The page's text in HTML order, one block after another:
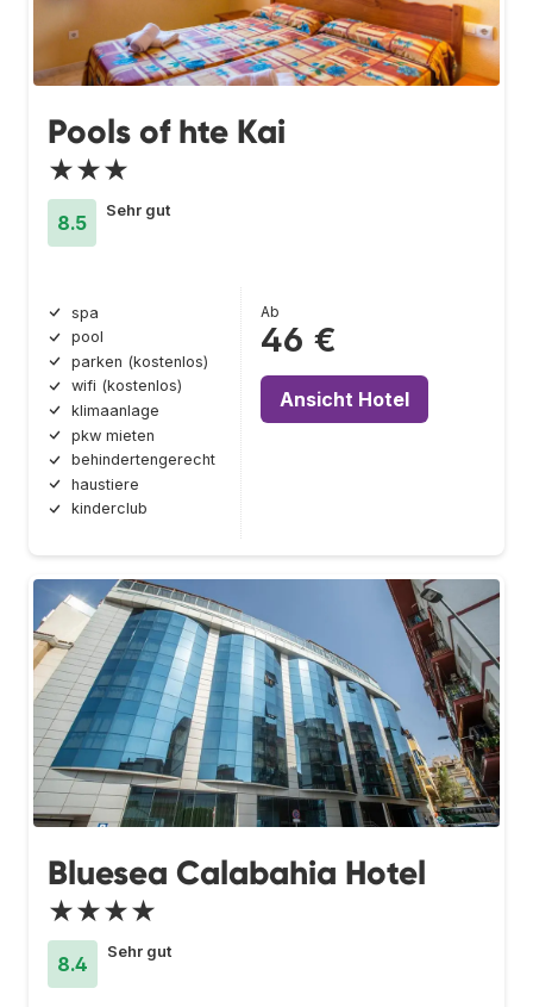
Pools of hte Kai
★★★
8.5
Sehr gut
spa
pool
parken (kostenlos)
wifi (kostenlos)
klimaanlage
pkw mieten
behindertengerecht
haustiere
kinderclub
Ab
46 €
Ansicht Hotel
Bluesea Calabahia Hotel
★★★★
8.4
Sehr gut